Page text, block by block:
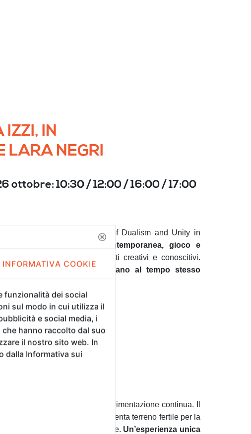
IZZI, IN
LARA NEGRI
ottobre: 10:30 / 12:00 / 16:00 / 17:00
and Darkness. Concepts of Dualism and Unity in
che unisce arte contemporanea, gioco e
e l’ombra diventano strumenti creativi e conoscitivi.
fenomeni fisici e sviluppano al tempo stesso
l’autonomia e la sperimentazione continua. Il
e l’arte contemporanea diventa terreno fertile per la
e capacità espressive. Un’esperienza unica
INFORMATIVA COOKIE
funzionalità dei social
sul modo in cui utilizza il
e social media, i
hanno raccolto dal suo
il nostro sito web. In
dalla Informativa sui